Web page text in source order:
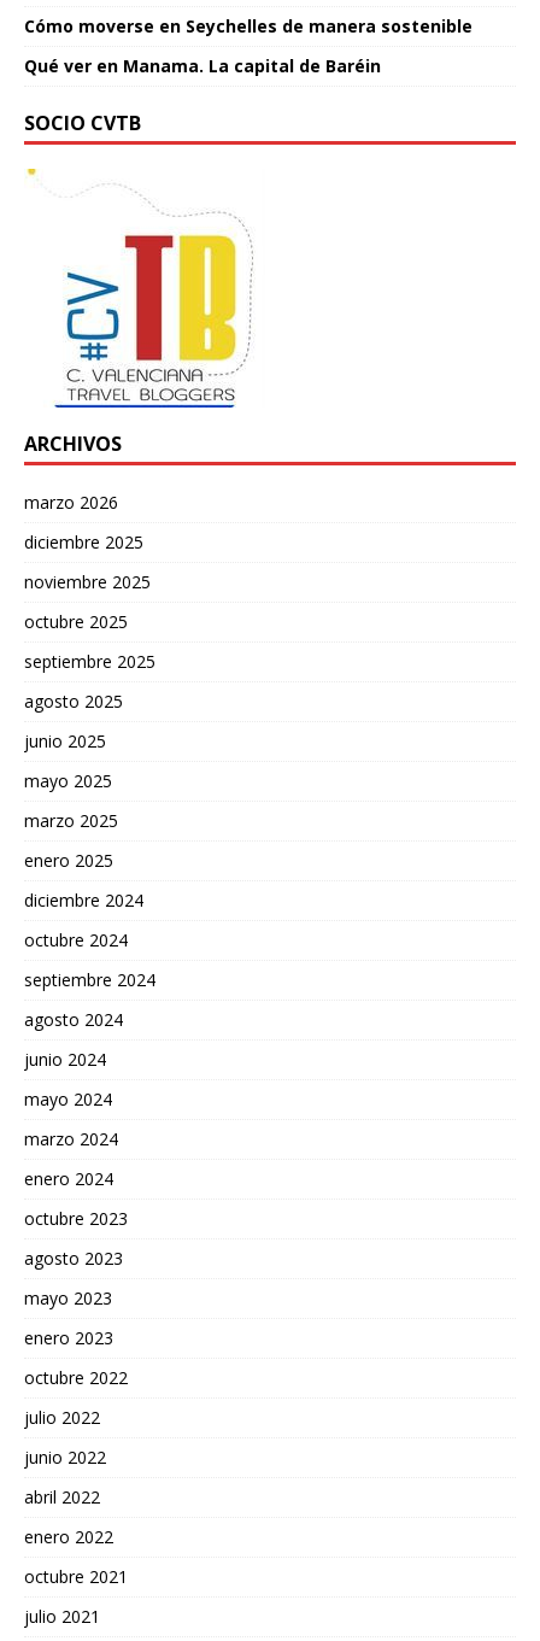
Cómo moverse en Seychelles de manera sostenible
Qué ver en Manama. La capital de Baréin
SOCIO CVTB
ARCHIVOS
marzo 2026
diciembre 2025
noviembre 2025
octubre 2025
septiembre 2025
agosto 2025
junio 2025
mayo 2025
marzo 2025
enero 2025
diciembre 2024
octubre 2024
septiembre 2024
agosto 2024
junio 2024
mayo 2024
marzo 2024
enero 2024
octubre 2023
agosto 2023
mayo 2023
enero 2023
octubre 2022
julio 2022
junio 2022
abril 2022
enero 2022
octubre 2021
julio 2021